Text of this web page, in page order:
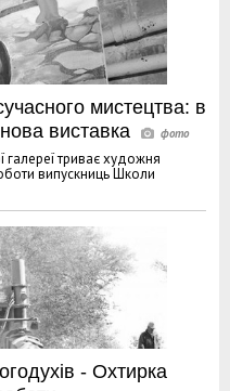
мистецтва: в
виставка
галереї триває художня
випускниць Школи
- Охтирка